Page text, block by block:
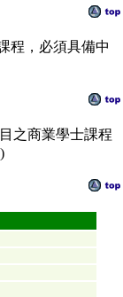
程，必須具備中
之商業學士課程
)